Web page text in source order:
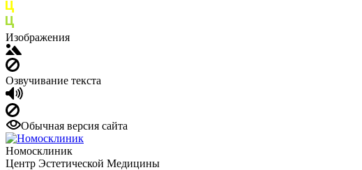
Изображения
Озвучивание текста
Обычная версия сайта
Номосклиник
Центр Эстетической Медицины